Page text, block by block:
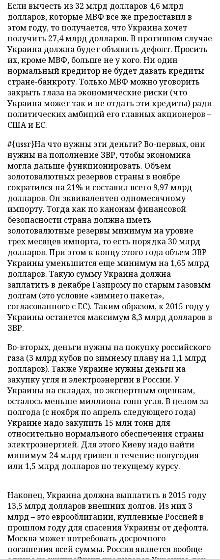
Если вычесть из 32 млрд долларов 4,6 млрд
долларов, которые МВФ все же предоставил в
этом году, то получается, что Украина хочет
получить 27,4 млрд долларов. В противном случае
Украина должна будет объявить дефолт. Просить
их, кроме МВФ, больше не у кого. Ни один
нормальный кредитор не будет давать кредиты
стране-банкроту. Только МВФ можно уговорить
закрыть глаза на экономические риски (что
Украина может так и не отдать эти кредиты) ради
политических амбиций его главных акционеров –
США и ЕС.
#{ussr}На что нужны эти деньги? Во-первых, они
нужны на пополнение ЗВР, чтобы экономика
могла дальше функционировать. Объем
золотовалютных резервов страны в ноябре
сократился на 21% и составил всего 9,97 млрд
долларов. Он эквивалентен одномесячному
импорту. Тогда как по канонам финансовой
безопасности страна должна иметь
золотовалютные резервы минимум на уровне
трех месяцев импорта, то есть порядка 30 млрд
долларов. При этом к концу этого года объем ЗВР
Украины уменьшится еще минимум на 1,65 млрд
долларов. Такую сумму Украина должна
заплатить в декабре Газпрому по старым газовым
долгам (это условие «зимнего пакета»,
согласованного с ЕС). Таким образом, к 2015 году у
Украины останется максимум 8,3 млрд долларов в
ЗВР.
Во-вторых, деньги нужны на покупку российского
газа (3 млрд кубов по зимнему плану на 1,1 млрд
долларов). Также Украине нужны деньги на
закупку угля и электроэнергии в России. У
Украины на складах, по экспертным оценкам,
осталось меньше миллиона тонн угля. В целом за
полгода (с ноября по апрель следующего года)
Украине надо закупить 15 млн тонн для
относительно нормального обеспечения страны
электроэнергией. Для этого Киеву надо найти
минимум 24 млрд гривен в течение полугодия
или 1,5 млрд долларов по текущему курсу.
Наконец, Украина должна выплатить в 2015 году
13,5 млрд долларов внешних долгов. Из них 3
млрд – это еврооблигации, купленные Россией в
прошлом году для спасения Украины от дефолта.
Москва может потребовать досрочного
погашения всей суммы. Россия является вообще